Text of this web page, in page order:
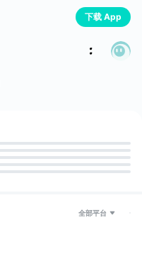
下载 App
全部平台